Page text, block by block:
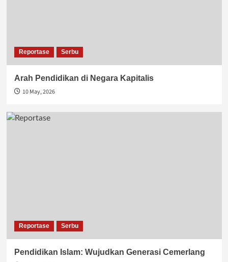
Reportase Serbu
Arah Pendidikan di Negara Kapitalis
10 May, 2026
Reportase Serbu
Pendidikan Islam: Wujudkan Generasi Cemerlang